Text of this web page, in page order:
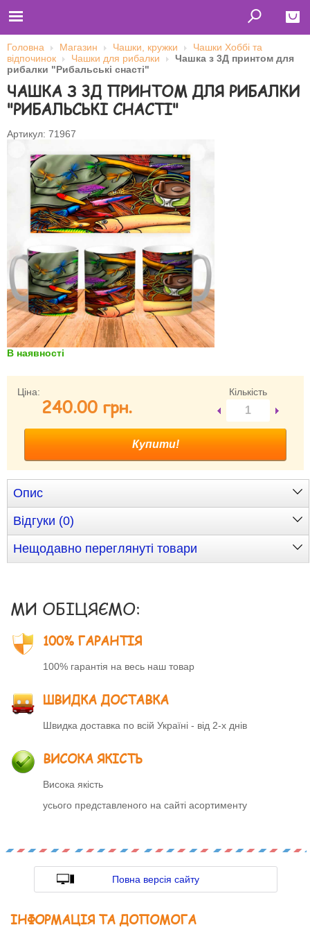
Close
Главная
Футболки
Толстовки (кенгурушки)
Лонгсливы
Ветровки
Оплата и доставка
Сотрудничество
Ім'я користувача
Пароль
Запам'ятати мене
Забули свій пароль?
Забули своє Ім’я Користувача?
Зареєструватися
Головна Магазин Чашки, кружки
Чашки Хоббі та
відпочинок
Чашки для рибалки
Чашка з 3Д принтом для
рибалки "Рибальські снасті"
ЧАШКА З 3Д ПРИНТОМ ДЛЯ РИБАЛКИ
"РИБАЛЬСЬКІ СНАСТІ"
Артикул: 71967
В наявності
Ціна:
240.00 грн.
Кількість
Опис
Відгуки (0)
Нещодавно переглянуті товари
МИ ОБІЦЯЄМО:
100% ГАРАНТІЯ
100% гарантія на весь наш товар
ШВИДКА ДОСТАВКА
Швидка доставка по всій Україні - від 2-х днів
ВИСОКА ЯКІСТЬ
Висока якість
усього представленого на сайті асортименту
Повна версія сайту
ІНФОРМАЦІЯ ТА ДОПОМОГА